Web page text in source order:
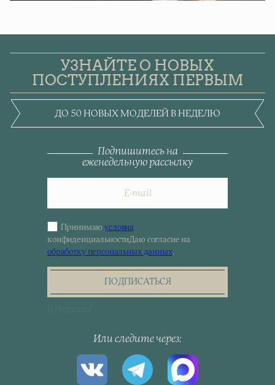
УЗНАЙТЕ О НОВЫХ
ПОСТУПЛЕНИЯХ ПЕРВЫМ
ДО 50 НОВЫХ МОДЕЛЕЙ В НЕДЕЛЮ
Подпишитесь на
еженедельную рассылку
Sign
up
for
the
Принимаюусловия
конфиденциальностиДаю согласие на
обработку персональных данных.
ПОДПИСАТЬСЯ
Или следите через